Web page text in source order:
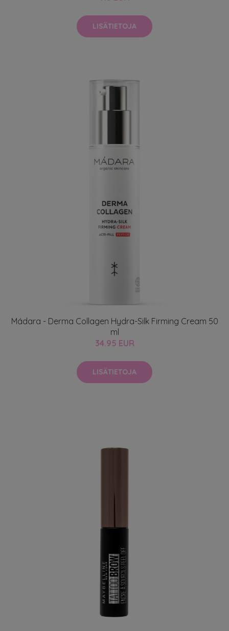
LISÄTIETOJA
Mádara - Derma Collagen Hydra-Silk Firming Cream 50
ml
34.95 EUR
LISÄTIETOJA